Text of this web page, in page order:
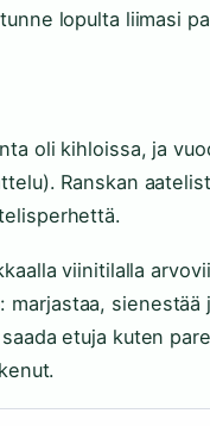
lopulta liimasi
oli kihloissa, ja
Ranskan
viinitilalla
marjastaa,
etuja kuten